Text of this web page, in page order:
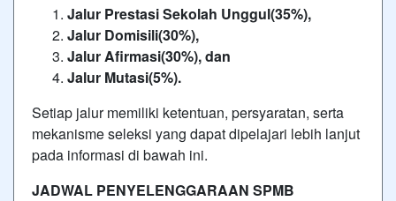
Jalur Prestasi Sekolah Unggul(35%),
Jalur Domisili(30%),
Jalur Afirmasi(30%), dan
Jalur Mutasi(5%).
Setiap jalur memiliki ketentuan, persyaratan, serta
mekanisme seleksi yang dapat dipelajari lebih lanjut
pada informasi di bawah ini.
JADWAL PENYELENGGARAAN SPMB